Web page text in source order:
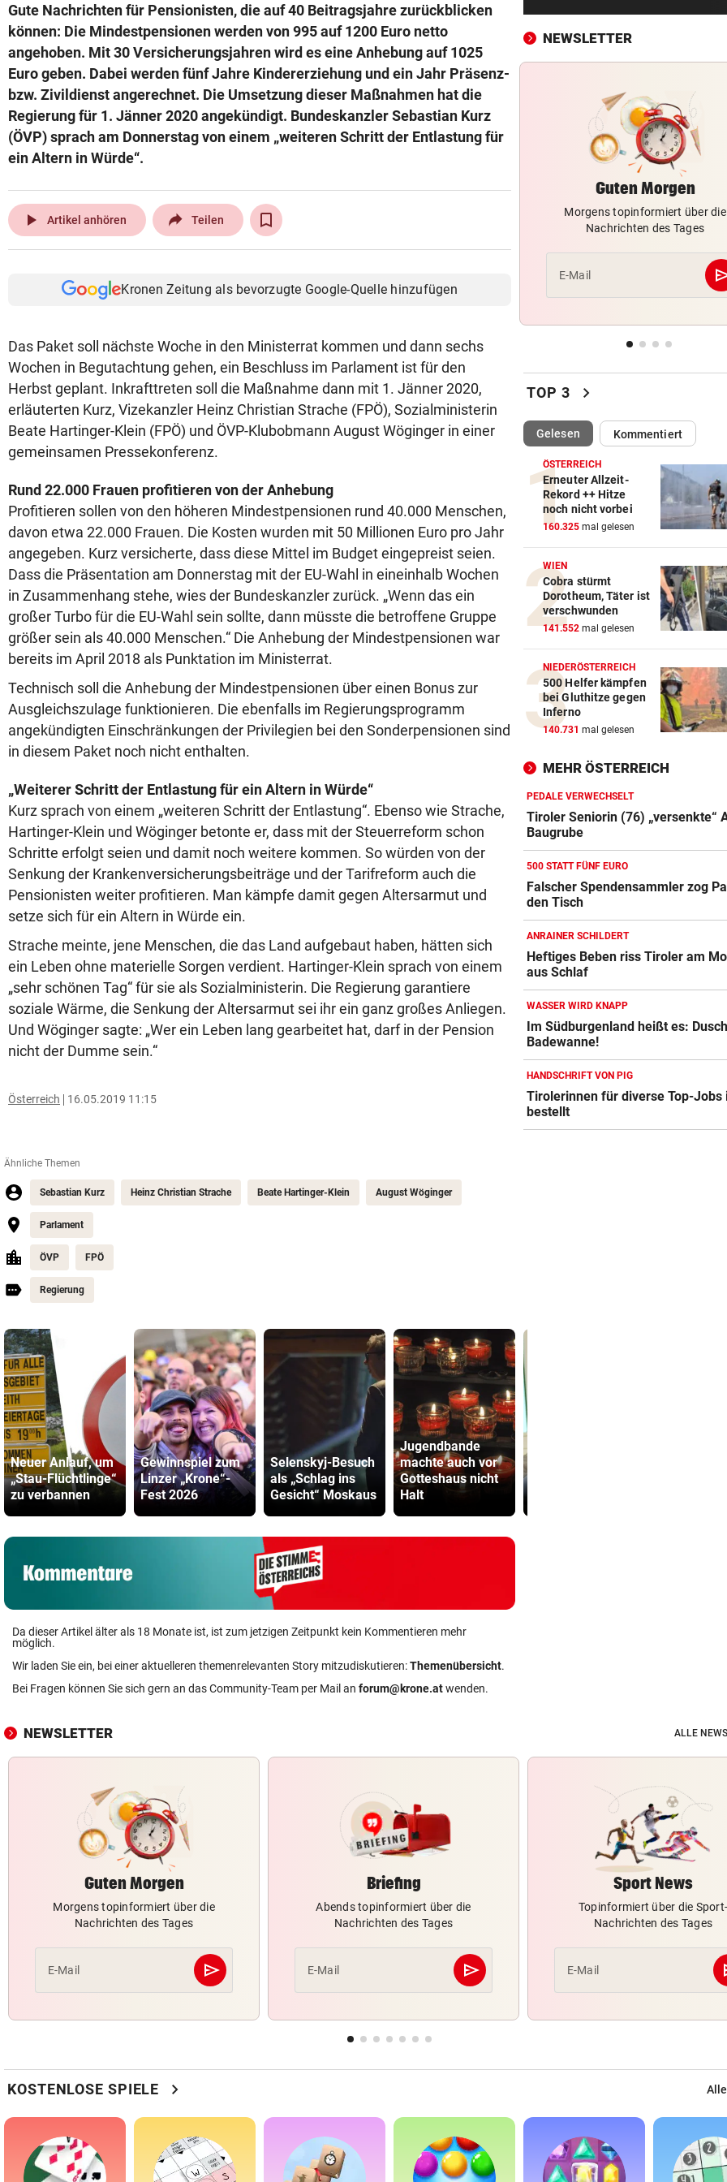
Gute Nachrichten für Pensionisten, die auf 40 Beitragsjahre zurückblicken
können: Die Mindestpensionen werden von 995 auf 1200 Euro netto
angehoben. Mit 30 Versicherungsjahren wird es eine Anhebung auf 1025
Euro geben. Dabei werden fünf Jahre Kindererziehung und ein Jahr Präsenz-
bzw. Zivildienst angerechnet. Die Umsetzung dieser Maßnahmen hat die
Regierung für 1. Jänner 2020 angekündigt. Bundeskanzler Sebastian Kurz
(ÖVP) sprach am Donnerstag von einem „weiteren Schritt der Entlastung für
ein Altern in Würde“.
play_arrow Artikel anhören Teilen
Kronen Zeitung als bevorzugte Google-Quelle hinzufügen
Das Paket soll nächste Woche in den Ministerrat kommen und dann sechs
Wochen in Begutachtung gehen, ein Beschluss im Parlament ist für den
Herbst geplant. Inkrafttreten soll die Maßnahme dann mit 1. Jänner 2020,
erläuterten Kurz, Vizekanzler Heinz Christian Strache (FPÖ), Sozialministerin
Beate Hartinger-Klein (FPÖ) und ÖVP-Klubobmann August Wöginger in einer
gemeinsamen Pressekonferenz.
Rund 22.000 Frauen profitieren von der Anhebung
Profitieren sollen von den höheren Mindestpensionen rund 40.000 Menschen,
davon etwa 22.000 Frauen. Die Kosten wurden mit 50 Millionen Euro pro Jahr
angegeben. Kurz versicherte, dass diese Mittel im Budget eingepreist seien.
Dass die Präsentation am Donnerstag mit der EU-Wahl in eineinhalb Wochen
in Zusammenhang stehe, wies der Bundeskanzler zurück. „Wenn das ein
großer Turbo für die EU-Wahl sein sollte, dann müsste die betroffene Gruppe
größer sein als 40.000 Menschen.“ Die Anhebung der Mindestpensionen war
bereits im April 2018 als Punktation im Ministerrat.
Technisch soll die Anhebung der Mindestpensionen über einen Bonus zur
Ausgleichszulage funktionieren. Die ebenfalls im Regierungsprogramm
angekündigten Einschränkungen der Privilegien bei den Sonderpensionen sind
in diesem Paket noch nicht enthalten.
„Weiterer Schritt der Entlastung für ein Altern in Würde“
Kurz sprach von einem „weiteren Schritt der Entlastung“. Ebenso wie Strache,
Hartinger-Klein und Wöginger betonte er, dass mit der Steuerreform schon
Schritte erfolgt seien und damit noch weitere kommen. So würden von der
Senkung der Krankenversicherungsbeiträge und der Tarifreform auch die
Pensionisten weiter profitieren. Man kämpfe damit gegen Altersarmut und
setze sich für ein Altern in Würde ein.
Strache meinte, jene Menschen, die das Land aufgebaut haben, hätten sich
ein Leben ohne materielle Sorgen verdient. Hartinger-Klein sprach von einem
„sehr schönen Tag“ für sie als Sozialministerin. Die Regierung garantiere
soziale Wärme, die Senkung der Altersarmut sei ihr ein ganz großes Anliegen.
Und Wöginger sagte: „Wer ein Leben lang gearbeitet hat, darf in der Pension
nicht der Dumme sein.“
Österreich 16.05.2019 11:15
Ähnliche Themen
Sebastian Kurz Heinz Christian Strache Beate Hartinger-Klein August Wöginger
Parlament
ÖVP FPÖ
Regierung
Neuer Anlauf, um
„Stau-Flüchtlinge“
zu verbannen
Gewinnspiel zum
Linzer „Krone“-
Fest 2026
Selenskyj-Besuch
als „Schlag ins
Gesicht“ Moskaus
Jugendbande
machte auch vor
Gotteshaus nicht
Halt
Da dieser Artikel älter als 18 Monate ist, ist zum jetzigen Zeitpunkt kein Kommentieren mehr
möglich.
Wir laden Sie ein, bei einer aktuelleren themenrelevanten Story mitzudiskutieren:Themenübersicht.
Bei Fragen können Sie sich gern an das Community-Team per Mail an forum@krone.atwenden.
Tiroler Seniorin (76)
Auto in Baugrube
TRAINER ZARIC DEUTLICH vor
Altachern ein Problem
FÄHIGKEITEN BEDENKLICH vor
Sorge um Sicherheit: OpenAI
muss neue KI einhegen
WARTEN AUF DEN SIEG? vor 2
GAK-Heimstart: „Qualität ist
ganz andere!“
vor
Paar über den Tisch
Heftiges Beben riss Tiroler
Morgen aus Schlaf
WASSER WIRD KNAPP
Im Südburgenland heißt es:
Dusche statt Badewanne!
BEI VUČIĆ IN SERBIEN vor
Selenskyj-Besuch als
Gesicht“ Moskaus
DRAMATISCHE VERLETZUNG vor
Bochum-Profi drohte nach
Bein zu verlieren
SKURRILES SPIEL
Zwangspause: „Seltsam! So
etwas kommt nie vor“
FLUCH DER KARIBIK vor
Rückschlag kam für „Captain
Colin“ im Zeitfahren
UEFA BESTÄTIGT: vor
Verdächtige Zahlungen an
Infantino-Mitarbeiterin
HANDSCHRIFT VON PIG vor
Tirolerinnen für diverse Top-
im ORF bestellt
NEWSLETTER
Guten Morgen
Morgens topinformiert über die
Nachrichten des Tages
E-Mail
TOP 3 chevron_right
Gelesen(ausgewählt)Kommentiert
ÖSTERREICH
Erneuter Allzeit-
Rekord ++ Hitze
noch nicht vorbei
160.325 mal gelesen
WIEN
Cobra stürmt
Dorotheum, Täter ist
verschwunden
141.552 mal gelesen
NIEDERÖSTERREICH
500 Helfer kämpfen
bei Gluthitze gegen
Inferno
140.731 mal gelesen
MEHR ÖSTERREICH
PEDALE VERWECHSELT
Tiroler Seniorin (76) „versenkte“
Baugrube
500 STATT FÜNF EURO
Falscher Spendensammler zog
den Tisch
ANRAINER SCHILDERT
Heftiges Beben riss Tiroler am
aus Schlaf
WASSER WIRD KNAPP
Im Südburgenland heißt es:
Badewanne!
HANDSCHRIFT VON PIG
Tirolerinnen für diverse Top-Jobs
bestellt
NEWSLETTER ALLE
Guten Morgen
Morgens topinformiert über die
Nachrichten des Tages
E-Mail send
Abschicken
Briefing
Abends topinformiert über die
Nachrichten des Tages
E-Mail send
Abschicken
Sport News
Topinformiert über die Sport-
Nachrichten des Tages
E-Mail
KOSTENLOSE SPIELE chevron_right